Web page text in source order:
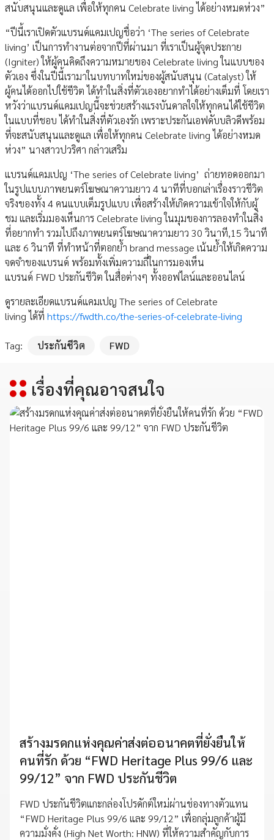
สนับสนุนและดูแล เพื่อให้ทุกคน Celebrate living ได้อย่างหมดห่วง”
“ปีนี้เราเปิดตัวแบรนด์แคมเปญชื่อว่า ‘The series of Celebrate
living’ เป็นการทำงานต่อจากปีที่ผ่านมา ที่เราเป็นผู้จุดประกาย
(Igniter) ให้ผู้คนคิดถึงความหมายของ Celebrate living ในแบบของ
ตัวเอง ซึ่งในปีนี้เรามาในบทบาทใหม่ของผู้สนับสนุน (Catalyst) ให้
ผู้คนได้ออกไปใช้ชีวิต ได้ทำในสิ่งที่ตัวเองอยากทำได้อย่างเต็มที่ โดยเรา
หวังว่าแบรนด์แคมเปญนี้จะช่วยสร้างแรงบันดาลใจให้ทุกคนได้ใช้ชีวิต
ในแบบที่ชอบ ได้ทำในสิ่งที่ตัวเองรัก เพราะประกันเอฟดับบลิวดีพร้อม
ที่จะสนับสนุนและดูแล เพื่อให้ทุกคน Celebrate living ได้อย่างหมด
ห่วง” นางสาวปวริศา กล่าวเสริม
แบรนด์แคมเปญ ‘The series of Celebrate living’ ถ่ายทอดออกมา
ในรูปแบบภาพยนตร์โฆษณาความยาว 4 นาทีที่บอกเล่าเรื่องราวชีวิต
จริงของทั้ง 4 คนแบบเต็มรูปแบบ เพื่อสร้างให้เกิดความเข้าใจให้กับผู้
ชม และเริ่มมองเห็นการ Celebrate living ในมุมของการลองทำในสิ่ง
ที่อยากทำ รวมไปถึงภาพยนตร์โฆษณาความยาว 30 วินาที,15 วินาที
และ 6 วินาที ที่ทำหน้าที่ตอกย้ำ brand message เน้นย้ำให้เกิดความ
จดจำของแบรนด์ พร้อมทั้งเพิ่มความถี่ในการมองเห็น
แบรนด์ FWD ประกันชีวิต ในสื่อต่างๆ ทั้งออฟไลน์และออนไลน์
ดูรายละเอียดแบรนด์แคมเปญ The series of Celebrate
living ได้ที่ https://fwdth.co/the-series-of-celebrate-living
Tag: ประกันชีวิต FWD
เรื่องที่คุณอาจสนใจ
สร้างมรดกแห่งคุณค่าส่งต่ออนาคตที่ยั่งยืนให้
คนที่รัก ด้วย “FWD Heritage Plus 99/6 และ
99/12” จาก FWD ประกันชีวิต
FWD ประกันชีวิตแกะกล่องโปรดักต์ใหม่ผ่านช่องทางตัวแทน
“FWD Heritage Plus 99/6 และ 99/12” เพื่อกลุ่มลูกค้าผู้มี
ความมั่งคั่ง (High Net Worth: HNW) ที่ให้ความสำคัญกับการ